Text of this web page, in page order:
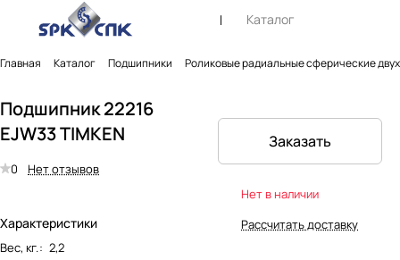
Каталог
Главная Каталог Подшипники Роликовые радиальные сферические
Подшипник 22216
EJW33 TIMKEN
0 Нет отзывов
Характеристики
Вес, кг.: 2,2
Заказать
Нет в наличии
Рассчитать доставку